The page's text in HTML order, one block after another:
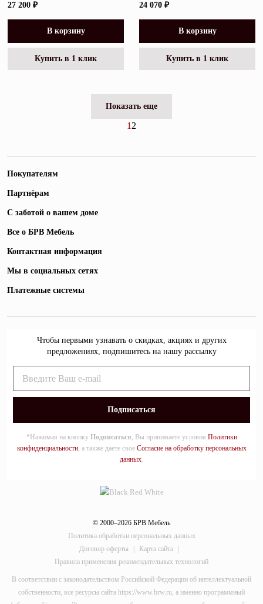
27 200 ₽
В корзину
Купить в 1 клик
24 070 ₽
В корзину
Купить в 1 клик
Показать еще
1 2
Покупателям
Партнёрам
С заботой о вашем доме
Все о БРВ Мебель
Контактная информация
Мы в социальных сетях
Платежные системы
Чтобы первыми узнавать о скидках, акциях и других
предложениях, подпишитесь на нашу рассылку
*Нажимая на кнопку Подписаться, Вы принимаете условия Политики
конфиденциальности, а также даете свое Согласие на обработку персональных
данных.
© 2000–2026 БРВ Мебель
Политика обработки персональных данных
Договор оферты
Карта сайта
Правила применения рекомендательных технологий
В соответствии с законодательством Российской Федерации об интеллектуальной
собственности, все ресурсы сайта https://www.brw.ru, а именно программный